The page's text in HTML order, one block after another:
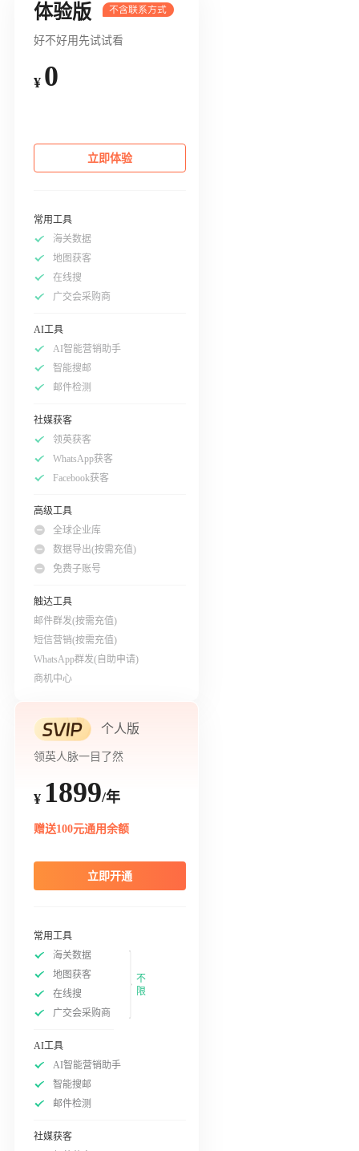
体验版
好不好用先试试看
¥ 0
立即体验
常用工具
海关数据
地图获客
在线搜
广交会采购商
AI工具
AI智能营销助手
智能搜邮
邮件检测
社媒获客
领英获客
WhatsApp获客
Facebook获客
高级工具
全球企业库
数据导出(按需充值)
免费子账号
触达工具
邮件群发(按需充值)
短信营销(按需充值)
WhatsApp群发(自助申请)
商机中心
个人版
领英人脉一目了然
¥ 1899/年
赠送100元通用余额
立即开通
常用工具
海关数据
地图获客
在线搜
广交会采购商
不
限
AI工具
AI智能营销助手
智能搜邮
邮件检测
社媒获客